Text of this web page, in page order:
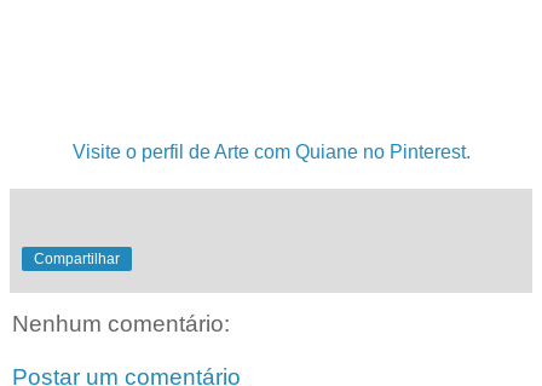
Visite o perfil de Arte com Quiane no Pinterest.
Compartilhar
Nenhum comentário:
Postar um comentário